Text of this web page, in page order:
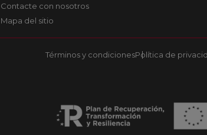
Contacte con nosotros
Mapa del sitio
Términos y condicionesPolítica de